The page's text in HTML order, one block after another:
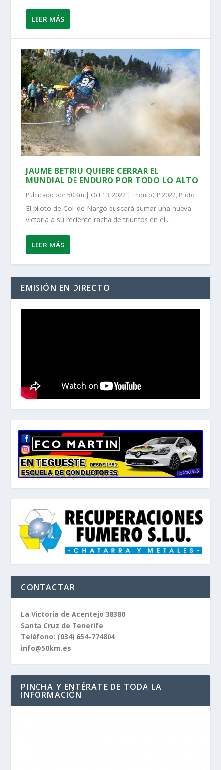
LEER MÁS
JAUME BETRIU QUIERE CERRAR EL
MUNDIAL DE ENDURO POR TODO LO ALTO
Publicado por50 Km | Oct 13, 2022 | EnduroGP 2022, Piloto
El piloto de Coll de Nargó buscará sumar una nueva
victoria a su reciente racha de triunfos en el...
LEER MÁS
EMISIÓN EN DIRECTO
CONTACTAR
La Victoria de Acentejo 38380
Santa Cruz de Tenerife
Teléfono: (034) 654-774804
info@50km.es
PINCHA Y ENTÉRATE DE TODA LA
INFORMACIÓN